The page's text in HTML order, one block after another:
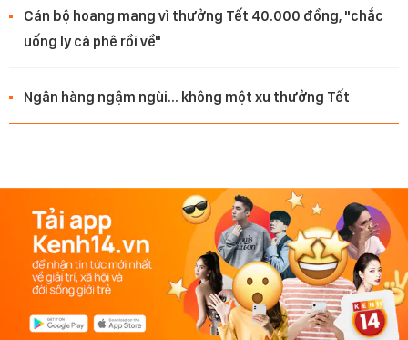
Cán bộ hoang mang vì thưởng Tết 40.000 đồng, "chắc
uống ly cà phê rồi về"
Ngân hàng ngậm ngùi... không một xu thưởng Tết